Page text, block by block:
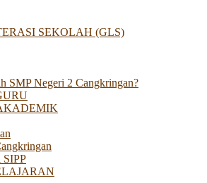
SEKOLAH (GLS)
SMP Negeri 2 Cangkringan?